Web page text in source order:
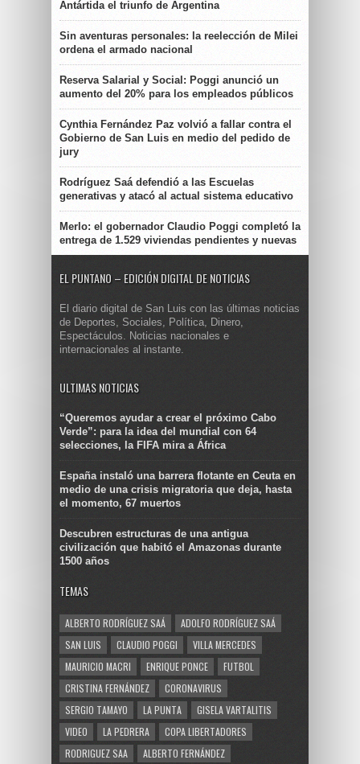
Antártida el triunfo de Argentina
Sin aventuras personales: la reelección de Milei
ordena el armado nacional
Reserva Salarial y Social: Poggi anunció un
aumento del 20% para los empleados públicos
Cynthia Fernández Paz volvió a fallar contra el
Gobierno de San Luis en medio del pedido de
jury
Rodríguez Saá defendió a las Escuelas
generativas y atacó al actual sistema educativo
Merlo: el gobernador Claudio Poggi completó la
entrega de 1.529 viviendas pendientes y nuevas
EL PUNTANO – EDICIÓN DIGITAL DE NOTICIAS
El diario digital de San Luis con las últimas noticias
de Deportes, Sociales, Política, Dinero,
Espectáculos. Noticias nacionales e
internacionales al instante.
ULTIMAS NOTICIAS
“Queremos ayudar a crear el próximo Cabo
Verde”: para la idea del mundial con 64
selecciones, la FIFA mira a África
España instaló una barrera flotante en Ceuta en
medio de una crisis migratoria que deja, hasta
el momento, 67 muertos
Descubren estructuras de una antigua
civilización que habitó el Amazonas durante
1500 años
TEMAS
ALBERTO RODRÍGUEZ SAÁ
ADOLFO RODRÍGUEZ SAÁ
SAN LUIS
CLAUDIO POGGI
VILLA MERCEDES
MAURICIO MACRI
ENRIQUE PONCE
FUTBOL
CRISTINA FERNÁNDEZ
CORONAVIRUS
SERGIO TAMAYO
LA PUNTA
GISELA VARTALITIS
VIDEO
LA PEDRERA
COPA LIBERTADORES
RODRIGUEZ SAA
ALBERTO FERNÁNDEZ